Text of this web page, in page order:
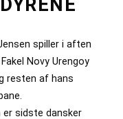
spiller i aften
Novy Urengoy
resten af hans
er sidste dansker